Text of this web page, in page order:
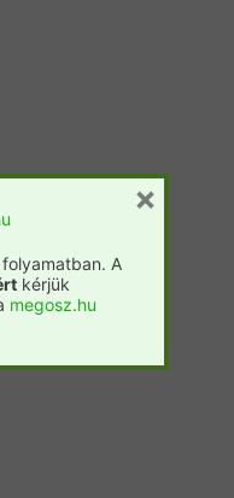
A
kérjük
megosz.hu
×